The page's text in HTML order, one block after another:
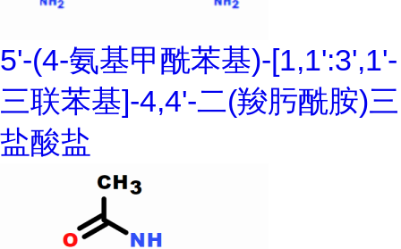
5'-(4-氨基甲酰苯基)-[1,1':3',1'-
三联苯基]-4,4'-二(羧肟酰胺)三
盐酸盐